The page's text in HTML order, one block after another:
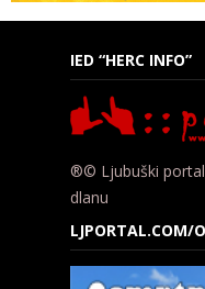
IED “HERC INFO”
®© Ljubuški
dlanu
LJPORTAL.COM/